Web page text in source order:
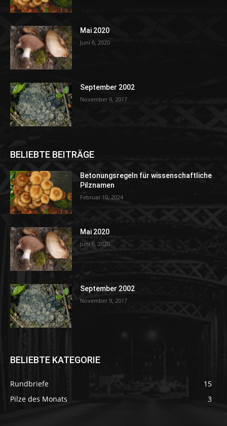
Mai 2020
Juni 6, 2020
September 2002
November 9, 2017
BELIEBTE BEITRÄGE
Betonungsregeln für wissenschaftliche
Pilznamen
Februar 10, 2024
Mai 2020
Juni 6, 2020
September 2002
November 9, 2017
BELIEBTE KATEGORIE
Rundbriefe
15
Pilze des Monats
3